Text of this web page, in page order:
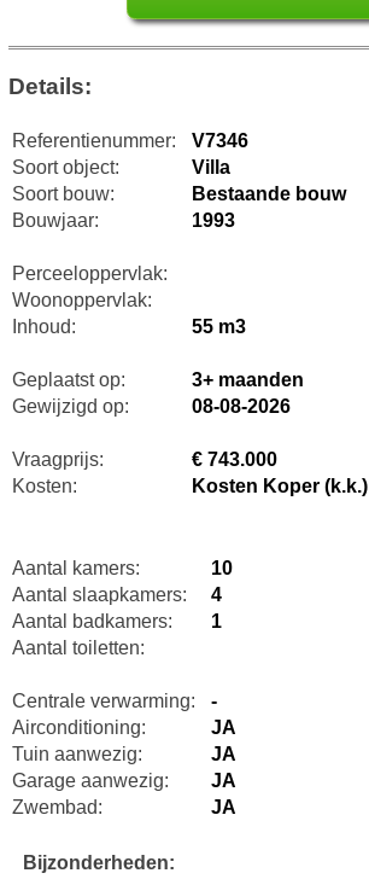
Details:
Referentienummer:
V7346
Soort object:
Villa
Soort bouw:
Bestaande bouw
Bouwjaar:
1993
Perceeloppervlak:
Woonoppervlak:
Inhoud:
55 m3
Geplaatst op:
3+ maanden
Gewijzigd op:
08-08-2026
Vraagprijs:
€ 743.000
Kosten:
Kosten Koper (k.k.)
Aantal kamers:
10
Aantal slaapkamers:
4
Aantal badkamers:
1
Aantal toiletten:
Centrale verwarming:
-
Airconditioning:
JA
Tuin aanwezig:
JA
Garage aanwezig:
JA
Zwembad:
JA
Bijzonderheden: